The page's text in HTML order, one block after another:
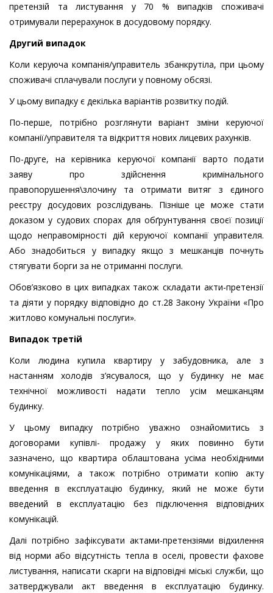
претензій та листування у 70 % випадків споживачі
отримували перерахунок в досудовому порядку.
Другий випадок
Коли керуюча компанія/управитель збанкрутіла, при цьому
споживачі сплачували послуги у повному обсязі.
У цьому випадку є декілька варіантів розвитку подій.
По-перше, потрібно розглянути варіант зміни керуючої
компанії/управителя та відкриття нових лицевих рахунків.
По-друге, на керівника керуючої компанії варто подати
заяву про здійснення кримінального
правопорушення\злочину та отримати витяг з єдиного
реєстру досудових розслідувань. Пізніше це може стати
доказом у судових спорах для обґрунтування своєї позиції
щодо неправомірності дій керуючої компанії управителя.
Або знадобиться у випадку якщо з мешканців почнуть
стягувати борги за не отриманні послуги.
Обов’язково в цих випадках також складати акти-претензії
та діяти у порядку відповідно до ст.28 Закону України «Про
житлово комунальні послуги».
Випадок третій
Коли людина купила квартиру у забудовника, але з
настанням холодів з’ясувалося, що у будинку не має
технічної можливості надати тепло усім мешканцям
будинку.
У цьому випадку потрібно уважно ознайомитись з
договорами купівлі- продажу у яких повинно бути
зазначено, що квартира облаштована усіма необхідними
комунікаціями, а також потрібно отримати копію акту
введення в експлуатацію будинку, який не може бути
введений в експлуатацію без підключення відповідних
комунікацій.
Далі потрібно зафіксувати актами-претензіями відхилення
від норми або відсутність тепла в оселі, провести фахове
листування, написати скарги на відповідні міські служби, що
затверджували акт введення в експлуатацію будинку.